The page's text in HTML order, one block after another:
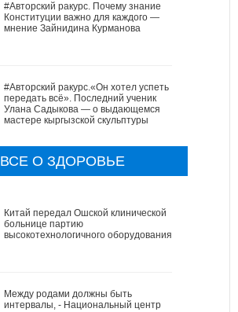
#Авторский ракурс. Почему знание
Конституции важно для каждого —
мнение Зайнидина Курманова
#Авторский ракурс.«Он хотел успеть
передать всё». Последний ученик
Улана Садыкова — о выдающемся
мастере кыргызской скульптуры
ВСЕ О ЗДОРОВЬЕ
Китай передал Ошской клинической
больнице партию
высокотехнологичного оборудования
Между родами должны быть
интервалы, - Национальный центр